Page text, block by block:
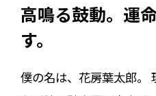
高鳴る鼓動。運
す。
僕の名は、花房葉太郎。